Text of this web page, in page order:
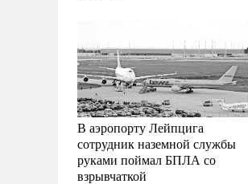
В аэропорту Лейпцига
сотрудник наземной службы
руками поймал БПЛА со
взрывчаткой